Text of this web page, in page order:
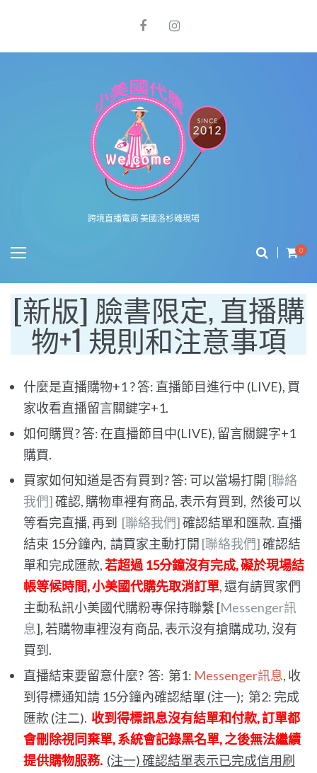
跨境直播電商 美國洛杉磯現場
0
[新版] 臉書限定, 直播購
物+1 規則和注意事項
什麼是直播購物+1 ? 答: 直播節目進行中 (LIVE), 買
家收看直播留言關鍵字+1.
如何購買? 答: 在直播節目中(LIVE), 留言關鍵字+1
購買.
買家如何知道是否有買到? 答: 可以當場打開 [聯絡
我們]確認, 購物車裡有商品, 表示有買到, 然後可以
等看完直播, 再到 [聯絡我們]確認結單和匯款. 直播
結束 15分鐘內, 請買家主動打開 [聯絡我們]確認結
單和完成匯款,若超過 15分鐘沒有完成, 礙於現場結
帳等候時間, 小美國代購先取消訂單, 還有請買家們
主動私訊小美國代購粉專保持聯繫 [Messenger訊
息], 若購物車裡沒有商品, 表示沒有搶購成功, 沒有
買到.
直播結束要留意什麼? 答: 第1: Messenger訊息, 收
到得標通知請 15分鐘內確認結單 (注一); 第2: 完成
匯款 (注二). 收到得標訊息沒有結單和付款, 訂單都
會刪除視同棄單, 系統會記錄黑名單, 之後無法繼續
提供購物服務. (注一) 確認結單表示已完成信用刷